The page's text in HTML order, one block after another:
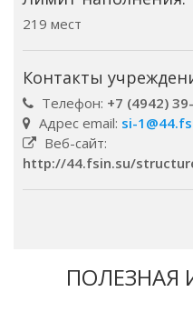
219 мест
Контакты
Телефон: +7 (4942)
Адрес email: si-
Веб-сайт:
http://44.fsin.su/